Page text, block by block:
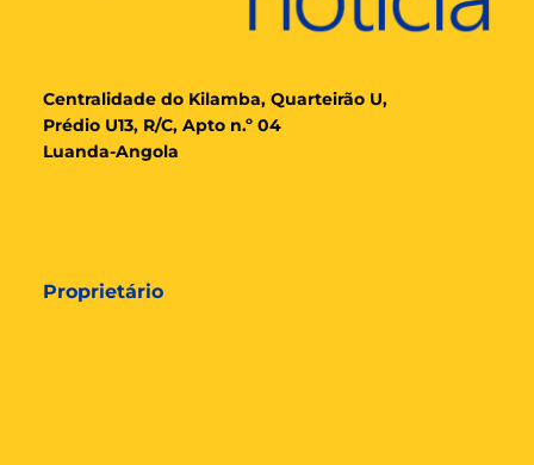
Centralidade do Kilamba, Quarteirão U,
Prédio U13, R/C, Apto n.º 04
Luanda-Angola
Proprietário